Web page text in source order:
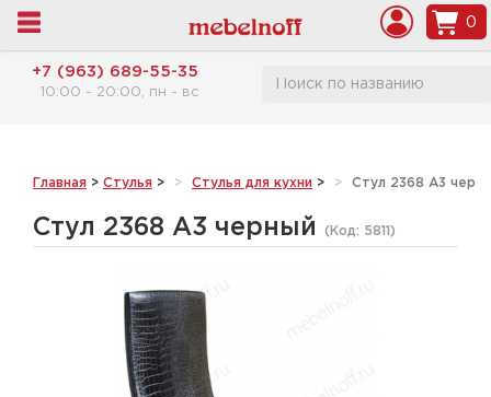
0
+7 (963) 689-55-35
10:00 - 20:00, пн - вс
Главная > Стулья > Стулья для кухни > Стул 2368 А3
Стул 2368 А3 черный (Код: 5811 )